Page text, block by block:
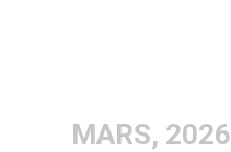
MARS, 2026